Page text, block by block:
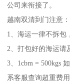
公司来衔接了。
越南双清到门注意：
1、海运一律不拆包
2、打包好的海运请
3、1cbm = 500kgs
系客服查询超重费用